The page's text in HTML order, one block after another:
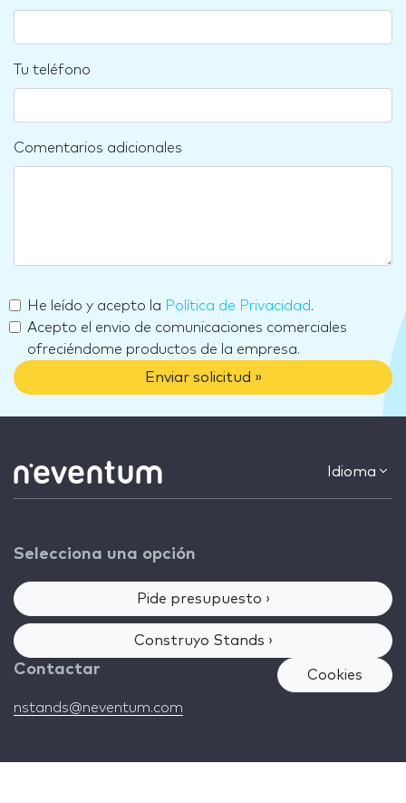
Tu teléfono
Comentarios adicionales
He leído y acepto la Política de Privacidad.
Acepto el envio de comunicaciones comerciales
ofreciéndome productos de la empresa.
Enviar solicitud »
Idioma
Selecciona una opción
Pide presupuesto ›
Construyo Stands ›
Contactar
nstands@neventum.com
Cookies